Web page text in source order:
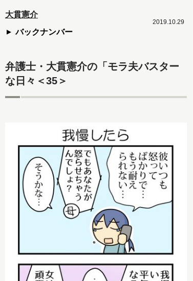
大貫憲介
バックナンバー
2019.10.29
弁護士・大貫憲介の「モラ夫バスター
な日々＜35＞